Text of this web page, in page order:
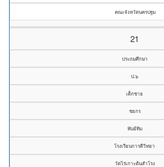
คณะจังหวัดนครปฐม
21
ประถมศึกษา
ป.๖
เด็กชาย
ชยกร
พันธ์ทิม
โรงเรียนการดีวิทยา
วัดไร่เกาะต้นสำโรง